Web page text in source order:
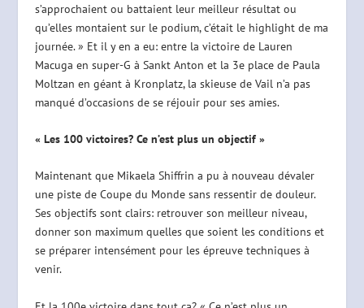
s’approchaient ou battaient leur meilleur résultat ou
qu’elles montaient sur le podium, c’était le highlight de ma
journée. » Et il y en a eu: entre la victoire de Lauren
Macuga en super-G à Sankt Anton et la 3e place de Paula
Moltzan en géant à Kronplatz, la skieuse de Vail n’a pas
manqué d’occasions de se réjouir pour ses amies.
« Les 100 victoires? Ce n’est plus un objectif »
Maintenant que Mikaela Shiffrin a pu à nouveau dévaler
une piste de Coupe du Monde sans ressentir de douleur.
Ses objectifs sont clairs: retrouver son meilleur niveau,
donner son maximum quelles que soient les conditions et
se préparer intensément pour les épreuve techniques à
venir.